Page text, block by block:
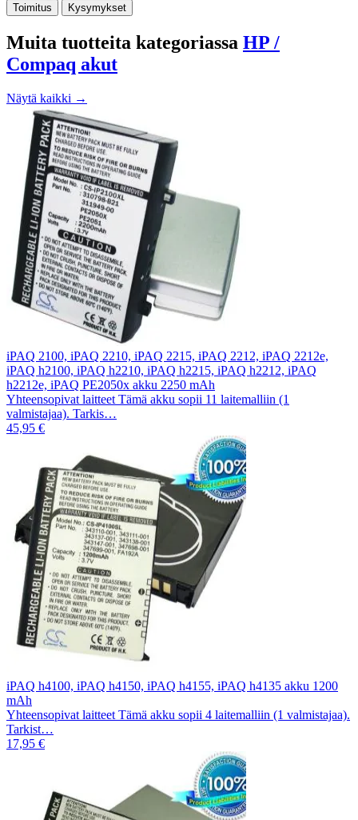
Toimitus
Kysymykset
Muita tuotteita kategoriassa HP /
Compaq akut
Näytä kaikki →
iPAQ 2100, iPAQ 2210, iPAQ 2215, iPAQ 2212, iPAQ 2212e,
iPAQ h2100, iPAQ h2210, iPAQ h2215, iPAQ h2212, iPAQ
h2212e, iPAQ PE2050x akku 2250 mAh
Yhteensopivat laitteet Tämä akku sopii 11 laitemalliin (1
valmistajaa). Tarkis…
45,95 €
iPAQ h4100, iPAQ h4150, iPAQ h4155, iPAQ h4135 akku 1200
mAh
Yhteensopivat laitteet Tämä akku sopii 4 laitemalliin (1 valmistajaa).
Tarkist…
17,95 €